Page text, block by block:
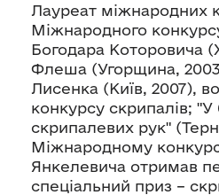
Лауреат міжнародних
Міжнародного
Богодара Которовича
Флеша (Угорщина,
Лисенка (Київ, 2007),
конкурсу скрипалів; "У
скрипалевих рук"
Міжнародному
Янкелевича отримав
спеціальний приз –